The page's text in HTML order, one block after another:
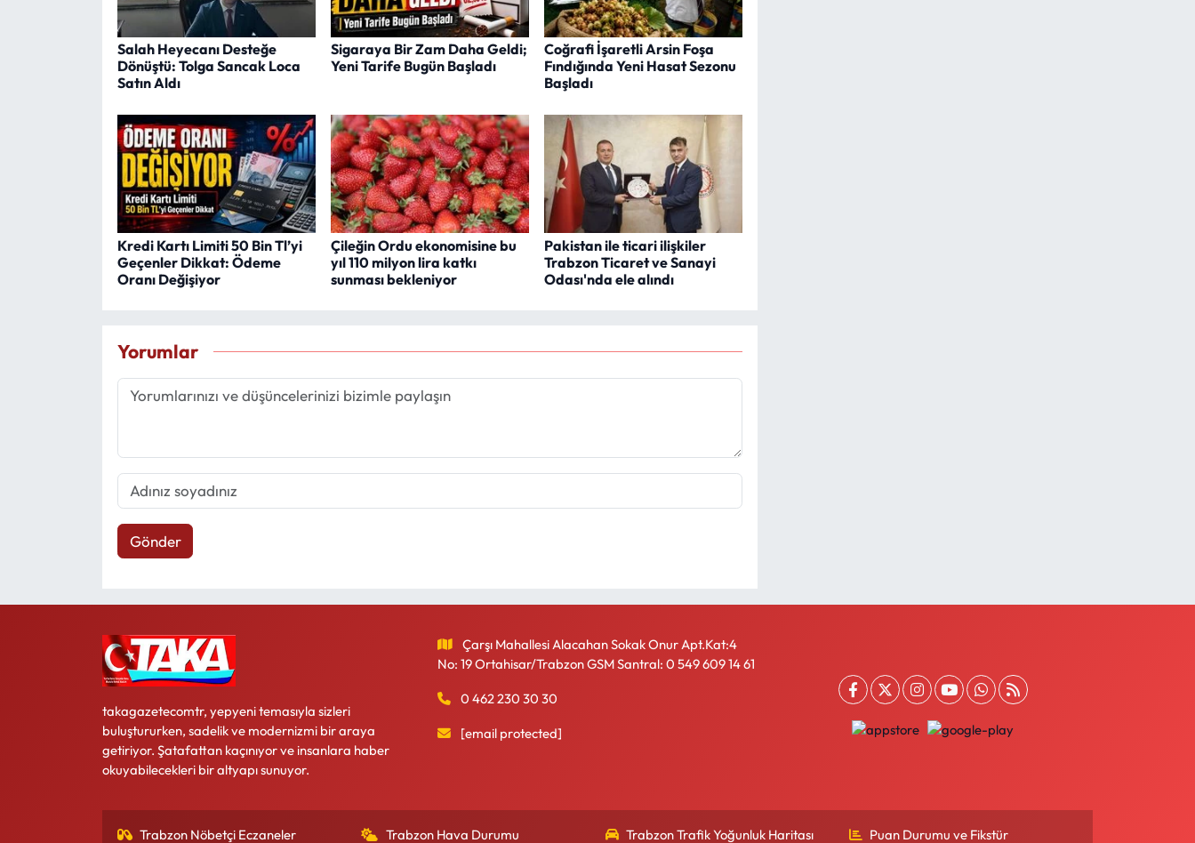
Salah Heyecanı Desteğe
Dönüştü: Tolga Sancak Loca
Satın Aldı
Sigaraya Bir Zam Daha Geldi;
Yeni Tarife Bugün Başladı
Coğrafi İşaretli Arsin Foşa
Fındığında Yeni Hasat Sezonu
Başladı
Kredi Kartı Limiti 50 Bin Tl’yi
Geçenler Dikkat: Ödeme
Oranı Değişiyor
Çileğin Ordu ekonomisine bu
yıl 110 milyon lira katkı
sunması bekleniyor
Pakistan ile ticari ilişkiler
Trabzon Ticaret ve Sanayi
Odası'nda ele alındı
Yorumlar
Gönder
takagazetecomtr, yepyeni temasıyla sizleri
buluştururken, sadelik ve modernizmi bir araya
getiriyor. Şatafattan kaçınıyor ve insanlara haber
okuyabilecekleri bir altyapı sunuyor.
Çarşı Mahallesi Alacahan Sokak Onur Apt.Kat:4
No: 19 Ortahisar/Trabzon GSM Santral: 0 549 609 14 61
0 462 230 30 30
[email protected]
Trabzon Nöbetçi Eczaneler Trabzon Hava Durumu Trabzon Trafik Yoğunluk Haritası Puan Durumu ve Fikstür